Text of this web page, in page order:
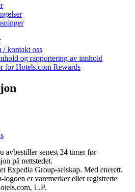
/ kontakt oss
og rapportering av innhold
for Hotels.com Rewards
avbestiller senest 24 timer før
på nettstedet.
Expedia Group-selskap. Med enerett.
er varemerker eller registrerte
L.P.